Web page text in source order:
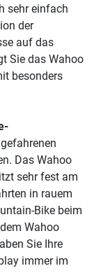
sehr einfach
der
auf das
Sie das Wahoo
besonders
Das Wahoo
sehr fest am
in rauem
Bike beim
Wahoo
Sie Ihre
immer im